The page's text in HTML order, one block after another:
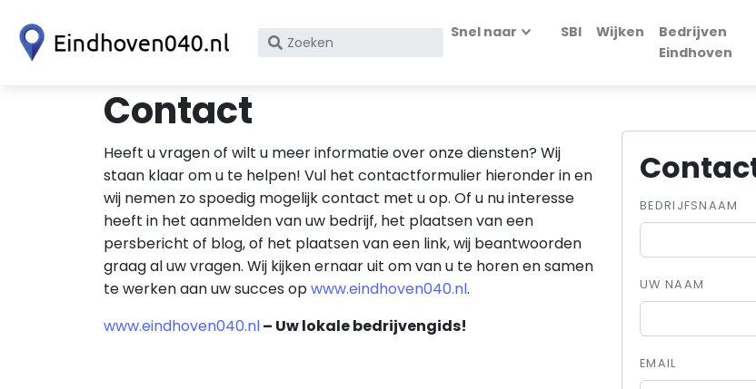
Zoek
nummer
Snel naar SBI Wijken
Bedrijven
Eindhoven
Contact
Heeft u vragen of wilt u meer informatie over onze diensten? Wij
staan klaar om u te helpen! Vul het contactformulier hieronder in en
wij nemen zo spoedig mogelijk contact met u op. Of u nu interesse
heeft in het aanmelden van uw bedrijf, het plaatsen van een
persbericht of blog, of het plaatsen van een link, wij beantwoorden
graag al uw vragen. Wij kijken ernaar uit om van u te horen en samen
te werken aan uw succes opwww.eindhoven040.nl.
www.eindhoven040.nl– Uw lokale bedrijvengids!
BEDRIJFSNAAM
UW NAAM
EMAIL